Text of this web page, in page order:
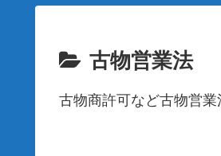
古物営業法
古物商許可など古物営業